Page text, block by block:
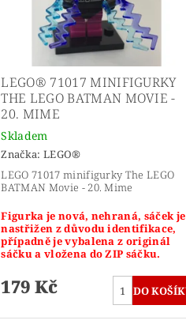
LEGO® 71017 MINIFIGURKY
THE LEGO BATMAN MOVIE -
20. MIME
Skladem
Značka: LEGO®
LEGO 71017 minifigurky The LEGO
BATMAN Movie - 20. Mime
Figurka je nová, nehraná, sáček je
nastřižen z důvodu identifikace,
případně je vybalena z originál
sáčku a vložena do ZIP sáčku.
179 Kč